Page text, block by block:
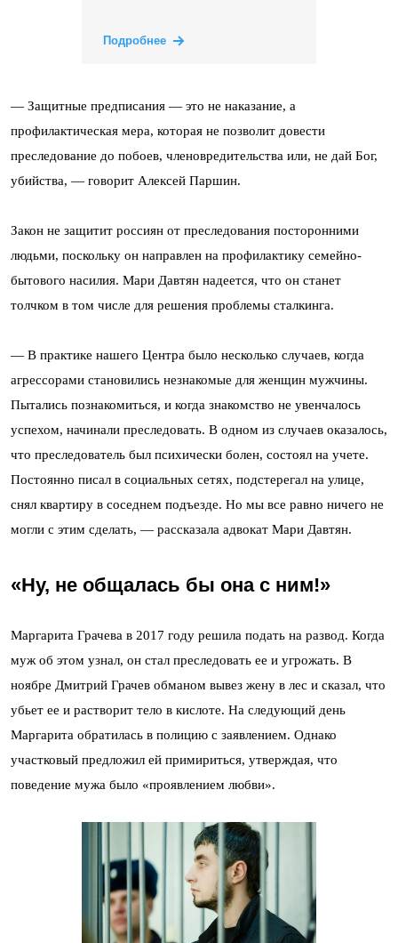
Подробнее
— Защитные предписания — это не наказание, а
профилактическая мера, которая не позволит довести
преследование до побоев, членовредительства или, не дай Бог,
убийства, — говорит Алексей Паршин.
Закон не защитит россиян от преследования посторонними
людьми, поскольку он направлен на профилактику семейно-
бытового насилия. Мари Давтян надеется, что он станет
толчком в том числе для решения проблемы сталкинга.
— В практике нашего Центра было несколько случаев, когда
агрессорами становились незнакомые для женщин мужчины.
Пытались познакомиться, и когда знакомство не увенчалось
успехом, начинали преследовать. В одном из случаев оказалось,
что преследователь был психически болен, состоял на учете.
Постоянно писал в социальных сетях, подстерегал на улице,
снял квартиру в соседнем подъезде. Но мы все равно ничего не
могли с этим сделать, — рассказала адвокат Мари Давтян.
«Ну, не общалась бы она с ним!»
Маргарита Грачева в 2017 году решила подать на развод. Когда
муж об этом узнал, он стал преследовать ее и угрожать. В
ноябре Дмитрий Грачев обманом вывез жену в лес и сказал, что
убьет ее и растворит тело в кислоте. На следующий день
Маргарита обратилась в полицию с заявлением. Однако
участковый предложил ей примириться, утверждая, что
поведение мужа было «проявлением любви».